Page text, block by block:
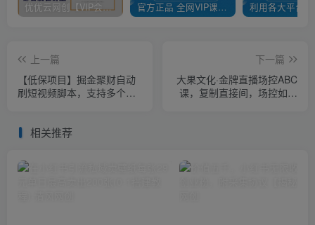
优优云网创【VIP会员专属交流群】 官方正品 全网VIP课程 无损下载~
上一篇
【低保项目】掘金聚财自动
刷短视频脚本，支持多个平
下一篇
大果文化·金牌直播场控ABC
课，复制直接间，场控如何
相关推荐